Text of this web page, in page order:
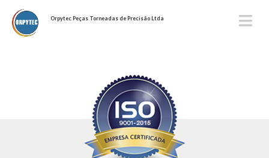
Orpytec Peças Torneadas de Precisão Ltda